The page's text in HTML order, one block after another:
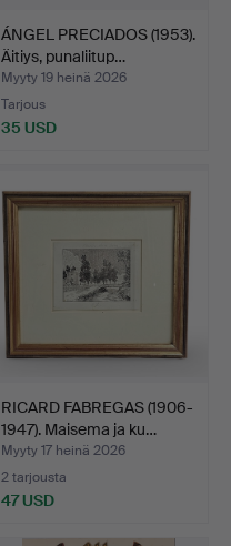
ÁNGEL PRECIADOS (1953).
Äitiys, punaliitup…
Myyty 19 heinä 2026
Tarjous
35 USD
RICARD FABREGAS (1906-
1947). Maisema ja ku…
Myyty 17 heinä 2026
2 tarjousta
47 USD